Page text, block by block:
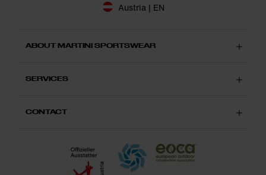
Austria | EN
ABOUT MARTINI SPORTSWEAR
SERVICES
CONTACT